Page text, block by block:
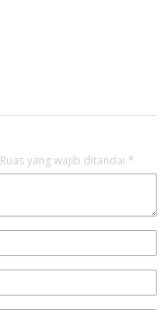
Ruas yang wajib ditandai *